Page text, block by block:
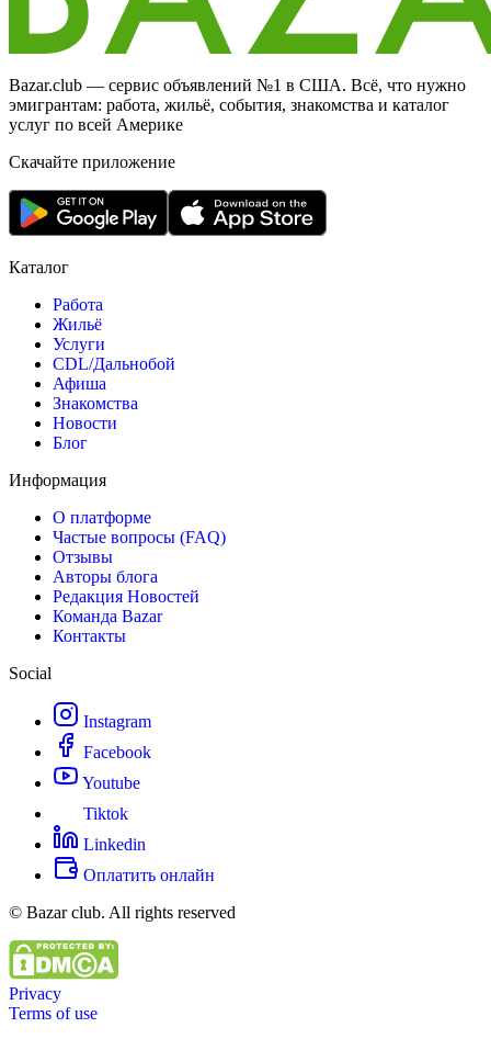
Bazar.club — сервис объявлений №1 в США. Всё, что нужно
эмигрантам: работа, жильё, события, знакомства и каталог
услуг по всей Америке
Скачайте приложение
Каталог
Работа
Жильё
Услуги
CDL/Дальнобой
Афиша
Знакомства
Новости
Блог
Информация
О платформе
Частые вопросы (FAQ)
Отзывы
Авторы блога
Редакция Новостей
Команда Bazar
Контакты
Social
Instagram
Facebook
Youtube
Tiktok
Linkedin
Оплатить онлайн
© Bazar club. All rights reserved
Privacy
Terms of use